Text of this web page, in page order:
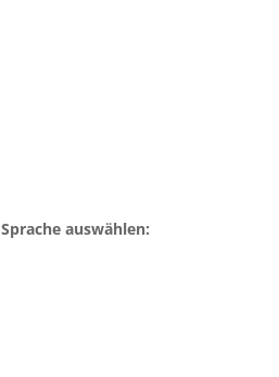
Sprache auswählen: